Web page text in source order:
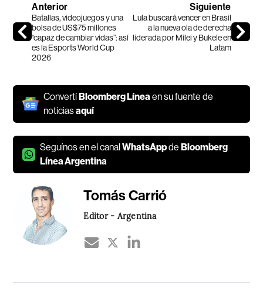
Anterior
Batallas, videojuegos y una
bolsa de US$75 millones
“capaz de cambiar vidas”: así
es la Esports World Cup
2026
Siguiente
Lula buscará vencer en Brasil
a la nueva ola de derecha
liderada por Milei y Bukele en
Latam
ConvertíBloomberg Línea en su fuente de
noticiasaquí
Seguínos en el canalWhatsAppdeBloomberg
Línea Argentina
Tomás Carrió
Editor - Argentina